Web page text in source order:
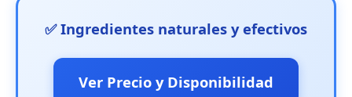
✅ Ingredientes naturales y efectivos
Ver Precio y Disponibilidad